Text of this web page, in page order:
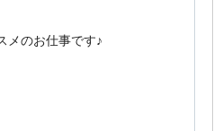
メのお仕事です♪